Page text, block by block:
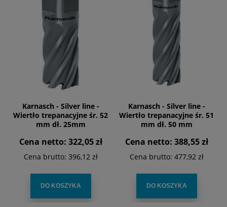
Karnasch - Silver line -
Wiertło trepanacyjne śr. 52
mm dł. 25mm
Cena netto: 322,05 zł
Cena brutto: 396,12 zł
DO KOSZYKA
Karnasch - Silver line -
Wiertło trepanacyjne śr. 51
mm dł. 50 mm
Cena netto: 388,55 zł
Cena brutto: 477,92 zł
DO KOSZYKA